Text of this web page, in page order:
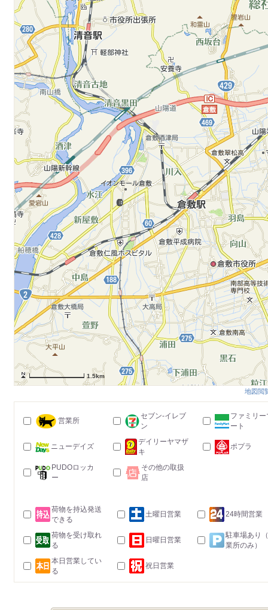
1.5km
地図閲
営業所
セブン-イレブ
ン
ファミリー
ート
ニューデイズ
デイリーヤマザ
キ
ポプラ
PUDOロッカ
ー
その他の取扱
店
荷物を持込発送
できる
土曜日営業 24時間営業
荷物を受け取れ
る
日曜日営業
駐車場あり
業所のみ）
本日営業してい
る
祝日営業